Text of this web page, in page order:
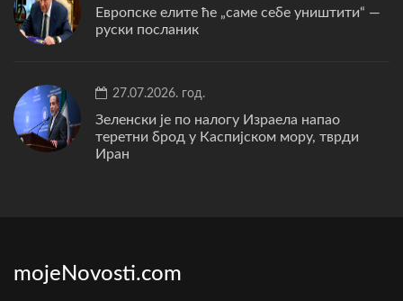
Европске елите ће „саме себе уништити“ —
руски посланик
27.07.2026. год.
Зеленски је по налогу Израела напао
теретни брод у Каспијском мору, тврди
Иран
mojeNovosti.com